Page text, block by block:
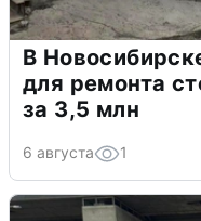
В
для ремонта
за 3,5 млн
6 августа 1